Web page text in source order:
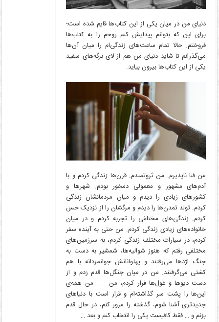
دنیای من در میان یکی از این کتاب‌ها قایم شده است؛
برای این که بتوانم پیدایش کنم روحم را به کتاب‌ها
فروختم. حالا تمام ساعت‌های زندگی‌ام را میان آن‌ها
می‌گذرانم تا شاید دنیای من هم از لای برگه‌های سفید
یکی از این کتاب‌ها بیرون بیاید.
من فنا ناپذیرم. من ثروتمندم. قرن‌ها زندگی کردم و با
آدم‌های مشهور و معمولی دمخور بودم. شهر‌ها و
کشور‌های زیادی را دیدم و میان مردمانشان زندگی
کردم. تولد تمدن‌ها را دیدم و مرگشان را از نزدیک حس
کردم. زندگی‌های مختلفی را تجربه کردم و در میان
خانواده‌های زیادی زندگی کردم. من حتی به آینده سفر
کردم، در سیارات مختلف زندگی کردم، به سرزمین‌های
مختلفی رفتم که هنوز شوالیه‌ها، شمشیر به دست به
جنگ اژدها می‌رفتند و پهلوانانش جوانمردانه با هم
کشتی می‌گرفتند. من در میان جنگل‌ها قدم زدم و از
دست دیو‌ها و غول‌ها فرار کردم، من … . من همه‌ی
این‌ها را پشت سر گذاشته‌ام و قرار است با دنیا‌های
جدید‌تری آشنا شوم، گذشته را مرور کنم، در حال قدم
بزنم و … فقط کافیست یکی را انتخاب کنم و بعد …